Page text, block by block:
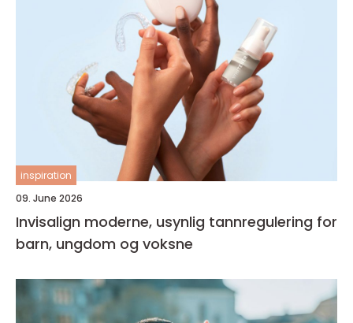
inspiration
09. June 2026
Invisalign moderne, usynlig tannregulering for
barn, ungdom og voksne